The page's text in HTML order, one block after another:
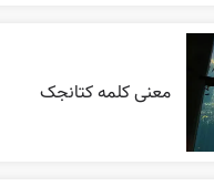
معنی کلمه کتانجک